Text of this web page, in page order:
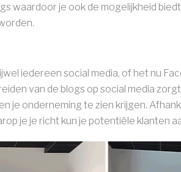
waardoor je ook de mogelijkheid
iedereen social media, of het nu
van de blogs op social media
je onderneming te zien krijgen.
je je richt kun je potentiële klanten